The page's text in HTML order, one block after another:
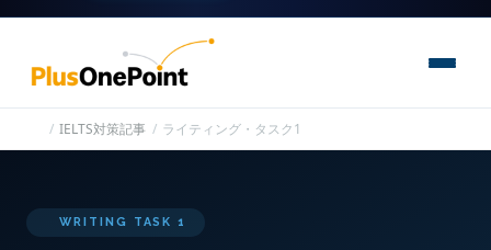
IELTS対策記事 ライティング・タスク1
WRITING TASK 1